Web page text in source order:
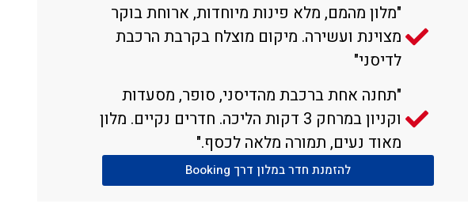
"מלון מהמם, מלא פינות מיוחדות, ארוחת בוקר
מצוינת ועשירה. מיקום מוצלח בקרבת הרכבת
לדיסני"
"תחנה אחת ברכבת מהדיסני, סופר, מסעדות
וקניון במרחק 3 דקות הליכה. חדרים נקיים. מלון
מאוד נעים, תמורה מלאה לכסף."
להזמנת חדר במלון דרך Booking